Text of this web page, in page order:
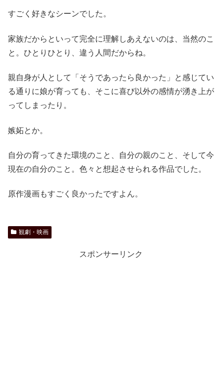
すごく好きなシーンでした。
家族だからといって完全に理解しあえないのは、当然のこ
と。ひとりひとり、違う人間だからね。
親自身が人として「そうであったら良かった」と感じてい
る通りに娘が育っても、そこに喜び以外の感情が湧き上が
ってしまったり。
嫉妬とか。
自分の育ってきた環境のこと、自分の親のこと、そして今
現在の自分のこと。色々と想起させられる作品でした。
原作漫画もすごく良かったですよん。
観劇・映画
スポンサーリンク